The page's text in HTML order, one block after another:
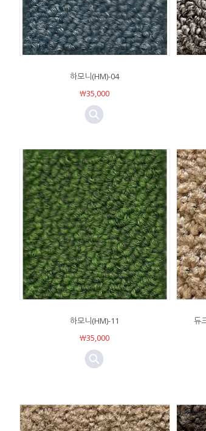
하모니(HM)-04
￦35,000
하모니(HM)-11
￦35,000
듀